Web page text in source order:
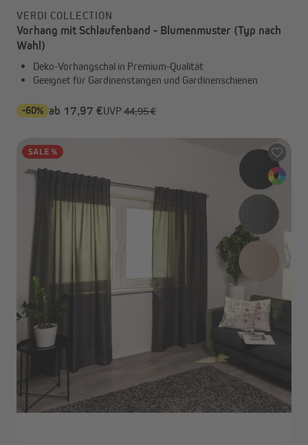
VERDI COLLECTION
Vorhang mit Schlaufenband - Blumenmuster (Typ nach
Wahl)
Deko-Vorhangschal in Premium-Qualität
Geeignet für Gardinenstangen und Gardinenschienen
-60% ab 17,97 €UVP 44,95 €